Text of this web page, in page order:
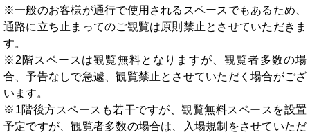
※一般のお客様が通行で使用されるスペースでもあるため、
通路に立ち止まってのご観覧は原則禁止とさせていただきま
す。
※2階スペースは観覧無料となりますが、観覧者多数の場
合、予告なしで急遽、観覧禁止とさせていただく場合がござ
います。
※1階後方スペースも若干ですが、観覧無料スペースを設置
予定ですが、観覧者多数の場合は、入場規制をさせていただ